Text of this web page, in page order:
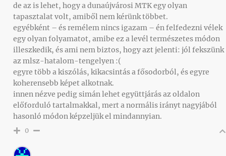
de az is lehet, hogy a dunaújvárosi MTK egy olyan
tapasztalat volt, amiből nem kérünk többet.
egyébként – és remélem nincs igazam – én felfedezni vélek
egy olyan folyamatot, amibe ez a levél természetes módon
illeszkedik, és ami nem biztos, hogy azt jelenti: jól fekszünk
az mlsz-hatalom-tengelyen :(
egyre több a kiszólás, kikacsintás a fősodorból, és egyre
koherensebb képet alkotnak.
innen nézve pedig simán lehet együttjárás az oldalon
előforduló tartalmakkal, mert a normális irányt nagyjából
hasonló módon képzeljük el mindannyian.
0